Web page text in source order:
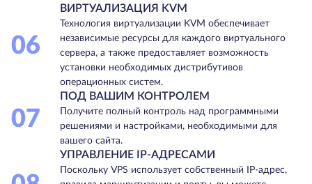
06
ВИРТУАЛИЗАЦИЯ KVM
Технология виртуализации KVM обеспечивает
независимые ресурсы для каждого виртуального
сервера, а также предоставляет возможность
установки необходимых дистрибутивов
операционных систем.
07
ПОД ВАШИМ КОНТРОЛЕМ
Получите полный контроль над программными
решениями и настройками, необходимыми для
вашего сайта.
УПРАВЛЕНИЕ IP-АДРЕСАМИ
Поскольку VPS использует собственный IP-адрес,